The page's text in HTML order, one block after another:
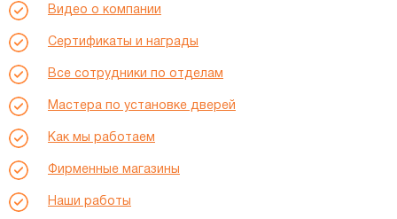
Видео о компании
Сертификаты и награды
Все сотрудники по отделам
Мастера по установке дверей
Как мы работаем
Фирменные магазины
Наши работы